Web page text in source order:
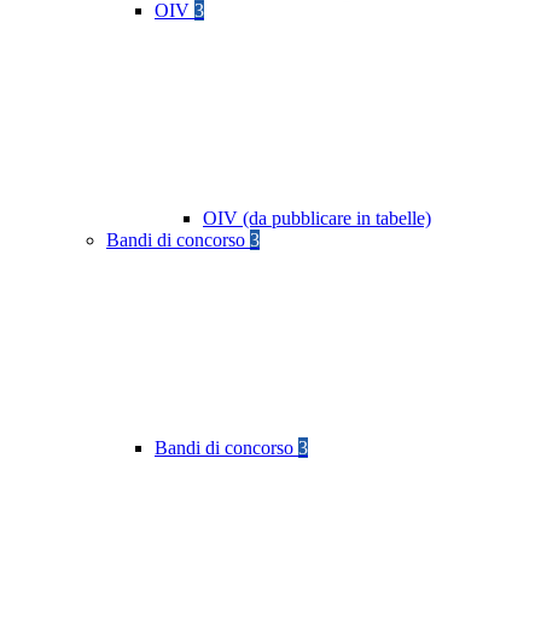
OIV 3
OIV (da pubblicare in tabelle)
Bandi di concorso 3
Bandi di concorso 3